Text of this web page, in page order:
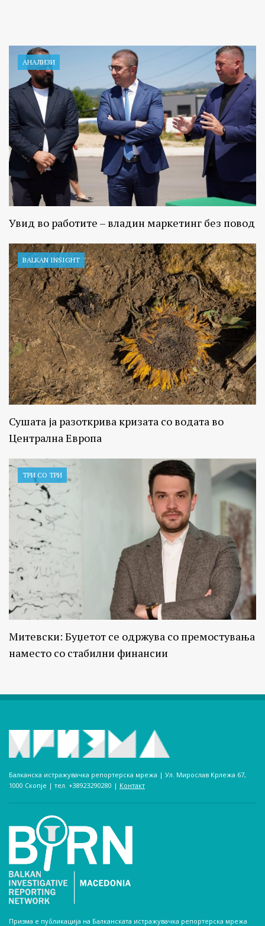
АНАЛИЗИ
Увид во работите – владин маркетинг без повод
BALKAN INSIGHT
Сушата ја разоткрива кризата со водата во
Централна Европа
ТРИ СО ТРИ
Митевски: Буџетот се одржува со премостувања
наместо со стабилни финансии
Балканска истражувачка репортерска мрежа | Ул. Мирослав Крлежа 67,
1000 Скопје | тел. +38923290280­ | Контакт
Призма е публикација на Балканската истражувачка репортерска мрежа